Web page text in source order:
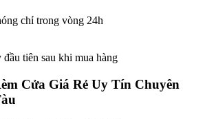
chỉ trong vòng 24h
tiên sau khi mua hàng
Cửa Giá Rẻ Uy Tín Chuyên